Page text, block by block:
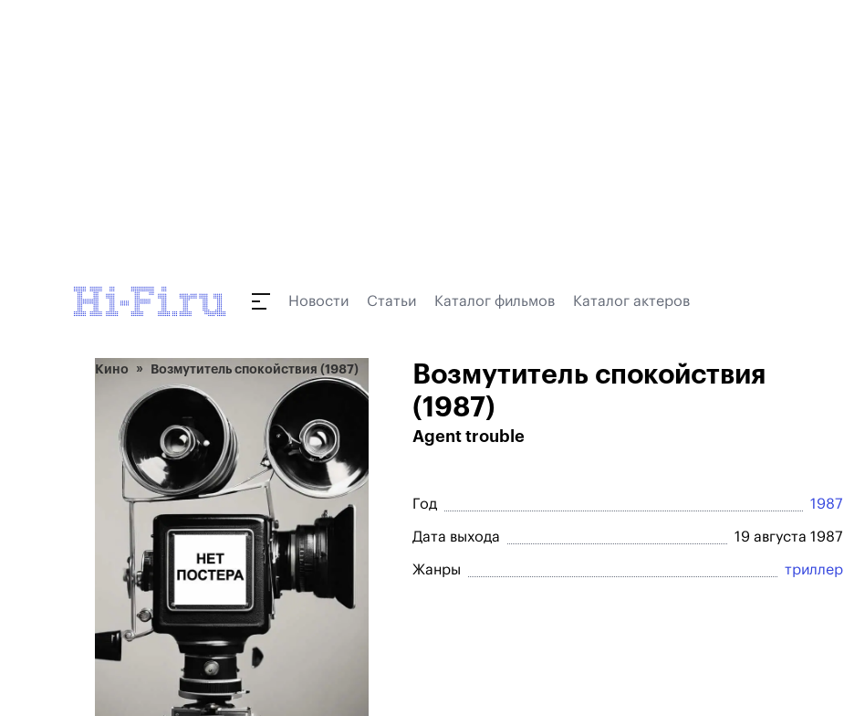
Новости Статьи Каталог фильмов Каталог актеров
Кино Возмутитель спокойствия (1987)
Возмутитель спокойствия
(1987)
Agent trouble
Год 1987
Дата выхода 19 августа 1987
Жанры триллер